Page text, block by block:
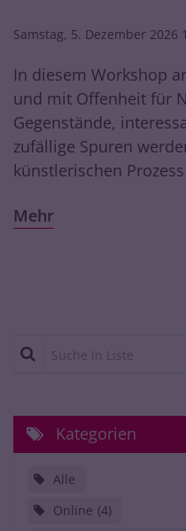
Samstag, 5. Dezember 2026
In diesem Workshop
und mit Offenheit für
Gegenstände,
zufällige Spuren
künstlerischen
Mehr
Suche in Liste
Kategorien
Alle
Online 4